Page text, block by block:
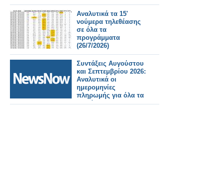
Αναλυτικά τα 15'
νούμερα τηλεθέασης
σε όλα τα
προγράμματα
(26/7/2026)
Συντάξεις Αυγούστου
και Σεπτεμβρίου 2026:
Αναλυτικά οι
ημερομηνίες
πληρωμής για όλα τα
Ταμεία.